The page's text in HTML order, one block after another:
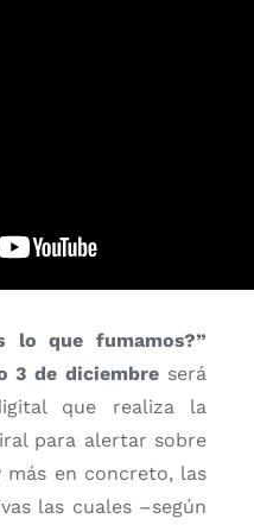
lo que fumamos?”
3 de diciembre será
que realiza la
para alertar sobre
más en concreto, las
las cuales –según